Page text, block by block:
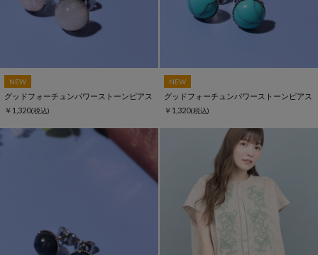
NEW
グッドフォーチュンパワーストーンピアス
￥1,320(税込)
NEW
グッドフォーチュンパワーストーンピアス
￥1,320(税込)